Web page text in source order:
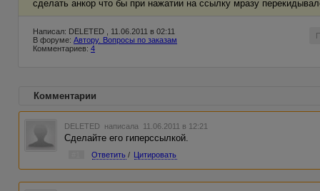
сделать анкор что бы при нажатии на ссылку мразу
Написал: DELETED , 11.06.2011 в 02:11
В форуме: Автору. Вопросы по заказам
Комментариев: 4
Комментарии
DELETED написала 11.06.2011 в 12:21
Сделайте его гиперссылкой.
Ответить / Цитировать